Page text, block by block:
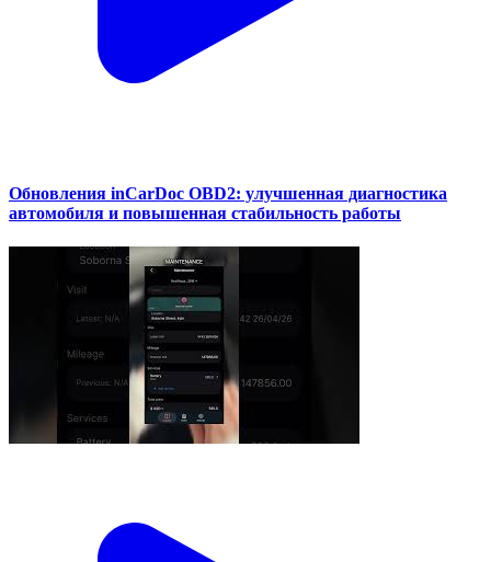
Обновления inCarDoc OBD2: улучшенная диагностика
автомобиля и повышенная стабильность работы